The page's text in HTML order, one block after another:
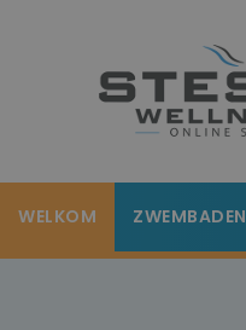
WELKOM ZWEMBADEN